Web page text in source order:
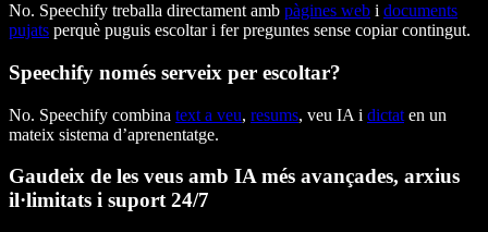
No. Speechify treballa directament amb pàgines web i documents
pujats perquè puguis escoltar i fer preguntes sense copiar contingut.
Speechify només serveix per escoltar?
No. Speechify combina text a veu, resums, veu IA i dictat en un
mateix sistema d’aprenentatge.
Gaudeix de les veus amb IA més avançades, arxius
il·limitats i suport 24/7